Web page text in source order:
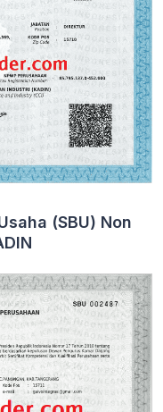
(SBU) Non